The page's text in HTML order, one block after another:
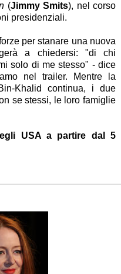
(Jimmy Smits), nel corso
presidenziali.
per stanare una nuova
a chiedersi: "di chi
solo di me stesso" - dice
nel trailer. Mentre la
Khalid continua, i due
se stessi, le loro famiglie
USA a partire dal 5